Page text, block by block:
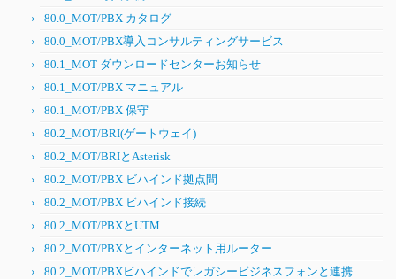
80.0_MOT/PBX カタログ
80.0_MOT/PBX導入コンサルティングサービス
80.1_MOT ダウンロードセンターお知らせ
80.1_MOT/PBX マニュアル
80.1_MOT/PBX 保守
80.2_MOT/BRI(ゲートウェイ)
80.2_MOT/BRIとAsterisk
80.2_MOT/PBX ビハインド拠点間
80.2_MOT/PBX ビハインド接続
80.2_MOT/PBXとUTM
80.2_MOT/PBXとインターネット用ルーター
80.2_MOT/PBXビハインドでレガシービジネスフォンと連携